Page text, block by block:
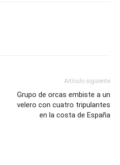
Artículo siguiente
Grupo de orcas embiste a un
velero con cuatro tripulantes
en la costa de España